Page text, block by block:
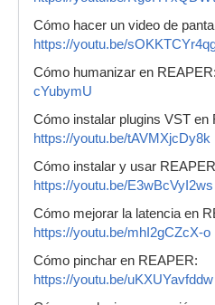
Cómo hacer un video de
https://youtu.be/
Cómo humanizar en REAPER:
cYubymU
Cómo instalar plugins VST en
https://youtu.be/tAVMXjcDy8k
Cómo instalar y usar
https://youtu.be/E3wBcVyI2ws
Cómo mejorar la latencia en
https://youtu.be/mhI2gCZcX-o
Cómo pinchar en REAPER:
https://youtu.be/uKXUYavfddw